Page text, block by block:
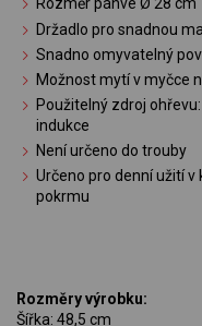
Rozměr pánve Ø 28 cm
Držadlo pro snadnou
Snadno omyvatelný
Možnost mytí v myčce
Použitelný zdroj
indukce
Není určeno do trouby
Určeno pro denní užití
pokrmu
Rozměry výrobku:
Šířka: 48,5 cm